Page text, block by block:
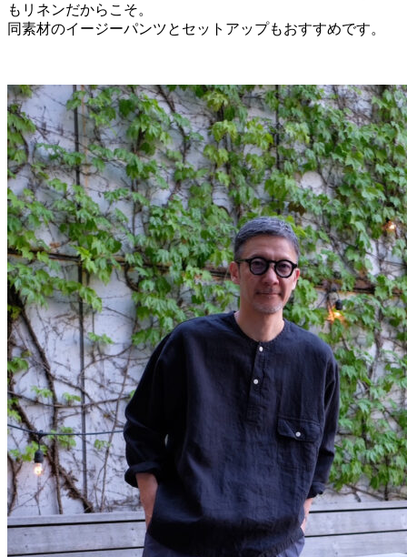
もリネンだからこそ。
同素材のイージーパンツとセットアップもおすすめです。